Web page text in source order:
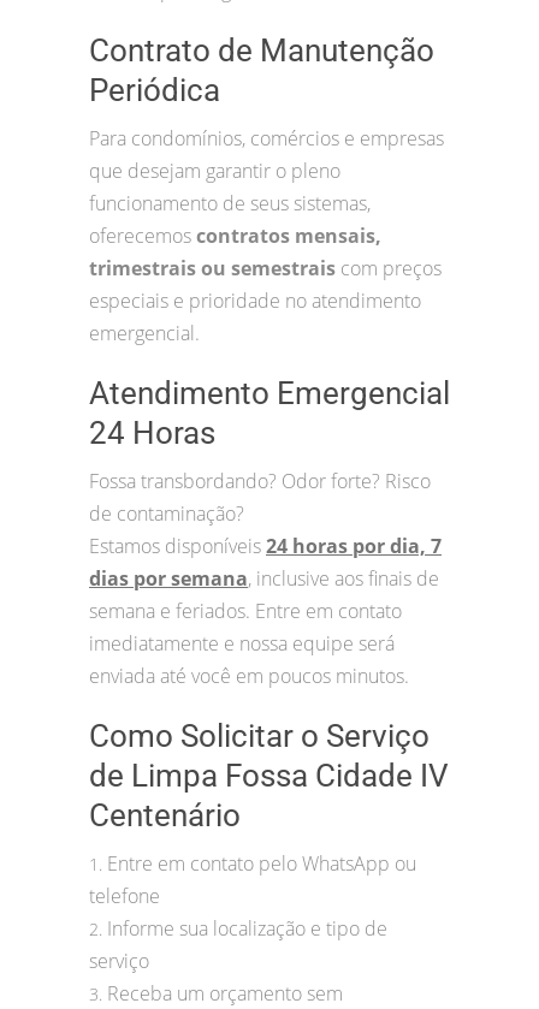
Contrato de Manutenção
Periódica
Para condomínios, comércios e empresas
que desejam garantir o pleno
funcionamento de seus sistemas,
oferecemoscontratos mensais,
trimestrais ou semestrais com preços
especiais e prioridade no atendimento
emergencial.
Atendimento Emergencial
24 Horas
Fossa transbordando? Odor forte? Risco
de contaminação?
Estamos disponíveis24 horas por dia, 7
dias por semana, inclusive aos finais de
semana e feriados. Entre em contato
imediatamente e nossa equipe será
enviada até você em poucos minutos.
Como Solicitar o Serviço
de Limpa Fossa Cidade IV
Centenário
1. Entre em contato pelo WhatsApp ou
telefone
2. Informe sua localização e tipo de
serviço
3. Receba um orçamento sem